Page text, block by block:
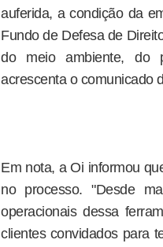
auferida, a condição da
Fundo de Defesa de
do meio ambiente, do
acrescenta o comunicado
Em nota, a Oi informou
no processo. "Desde
operacionais dessa
clientes convidados para